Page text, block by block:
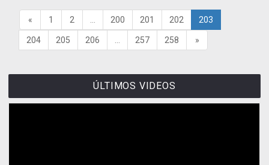
« 1 2 200 201 202 203
204 205 206 257 258 »
ÚLTIMOS VIDEOS